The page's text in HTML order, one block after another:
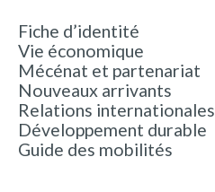
Fiche d’identité
Vie économique
Mécénat et partenariat
Nouveaux arrivants
Relations internationales
Développement durable
Guide des mobilités